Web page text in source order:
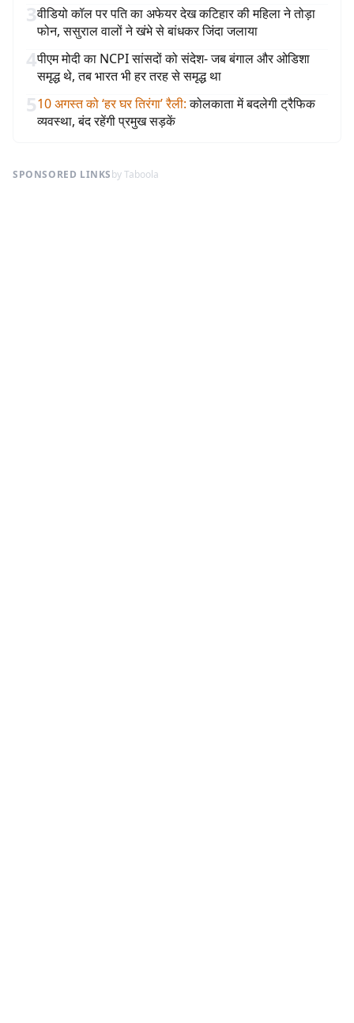
3वीडियो कॉल पर पति का अफेयर देख कटिहार की महिला ने तोड़ा
फोन, ससुराल वालों ने खंभे से बांधकर जिंदा जलाया
4पीएम मोदी का NCPI सांसदों को संदेश- जब बंगाल और ओडिशा
समृद्ध थे, तब भारत भी हर तरह से समृद्ध था
510 अगस्त को ‘हर घर तिरंगा’ रैली: कोलकाता में बदलेगी ट्रैफिक
व्यवस्था, बंद रहेंगी प्रमुख सड़कें
SPONSORED LINKSby Taboola